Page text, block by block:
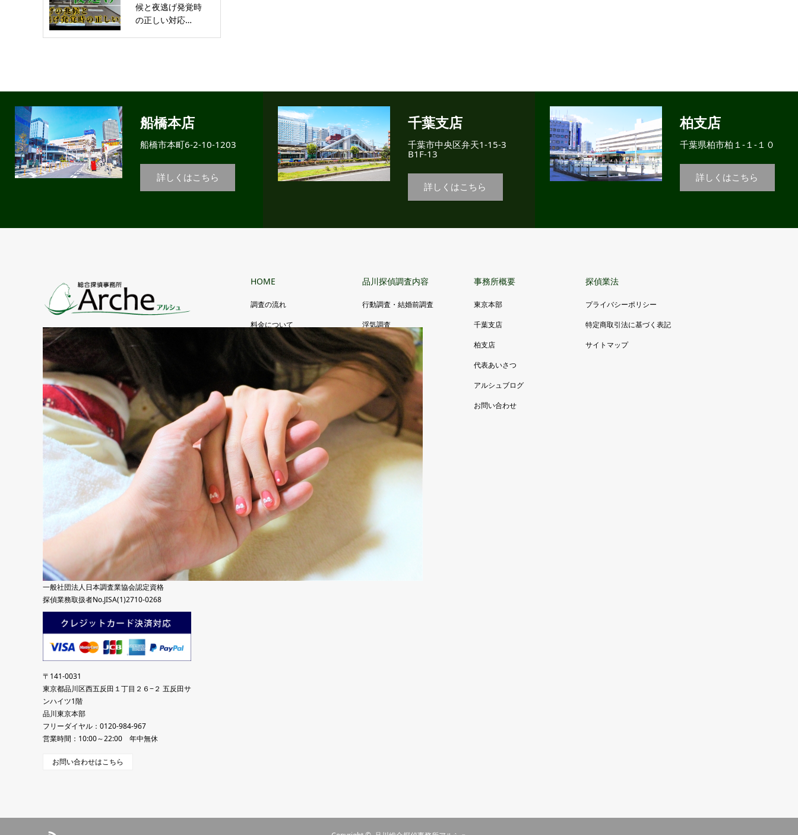
候と夜逃げ発覚時
の正しい対応…
船橋本店
船橋市本町6-2-10-1203
詳しくはこちら
千葉支店
千葉市中央区弁天1-15-3
B1F-13
詳しくはこちら
柏支店
千葉県柏市柏１-１-１０
詳しくはこちら
HOME
調査の流れ
料金について
よくあるご質問
お客様の声
品川探偵調査内容
行動調査・結婚前調査
浮気調査
その他調査
お任せ浮気調査
お試し調査プラン
法人向け調査
事務所概要
東京本部
千葉支店
柏支店
代表あいさつ
アルシュブログ
お問い合わせ
探偵業法
プライバシーポリシー
特定商取引法に基づく表記
サイトマップ
一般社団法人日本調査業協会認定資格
探偵業務取扱者No.JISA(1)2710-0268
〒141-0031
東京都品川区西五反田１丁目２６−２ 五反田サ
ンハイツ1階
品川東京本部
フリーダイヤル：0120-984-967
営業時間：10:00～22:00 年中無休
お問い合わせはこちら